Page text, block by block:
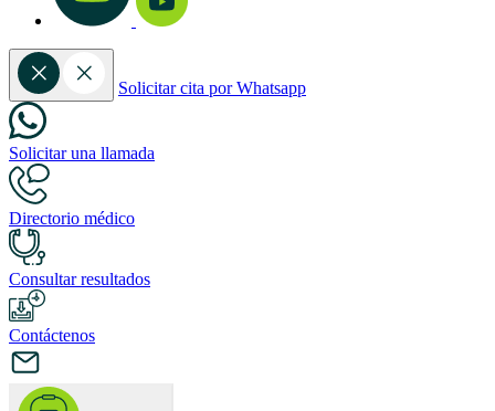
Solicitar cita por Whatsapp
Solicitar una llamada
Directorio médico
Consultar resultados
Contáctenos